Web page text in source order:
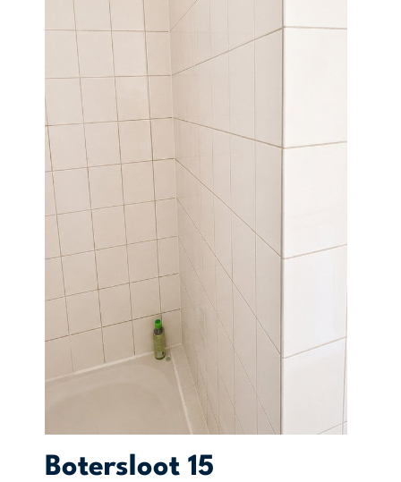
Botersloot 15